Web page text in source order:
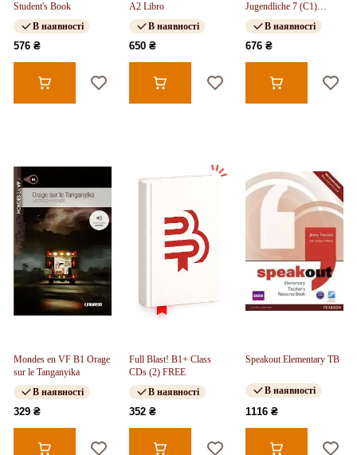
Student's Book
В наявності
576 ₴
A2 Libro
В наявності
650 ₴
Jugendliche 7 (C1)
Handreichungen fur den
UnterrichtВ наявності
676 ₴
Mondes en VF B1 Orage
sur le Tanganyika
В наявності
329 ₴
Full Blast! B1+ Class
CDs (2) FREE
В наявності
352 ₴
Speakout Elementary TB
В наявності
1116 ₴